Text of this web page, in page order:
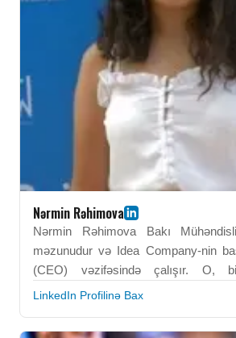
lider kimi tanınır.
Nərmin Rəhimova
Nərmin Rəhimova Bakı
məzunudur və Idea Company-nin
(CEO) vəzifəsində çalışır. O,
innovasiya və təşkilati inkişaf
qurulmasına və yaradıcı həllərin
LinkedIn Profilinə Bax